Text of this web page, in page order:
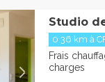
Studio
0.36 km à
Frais
charges